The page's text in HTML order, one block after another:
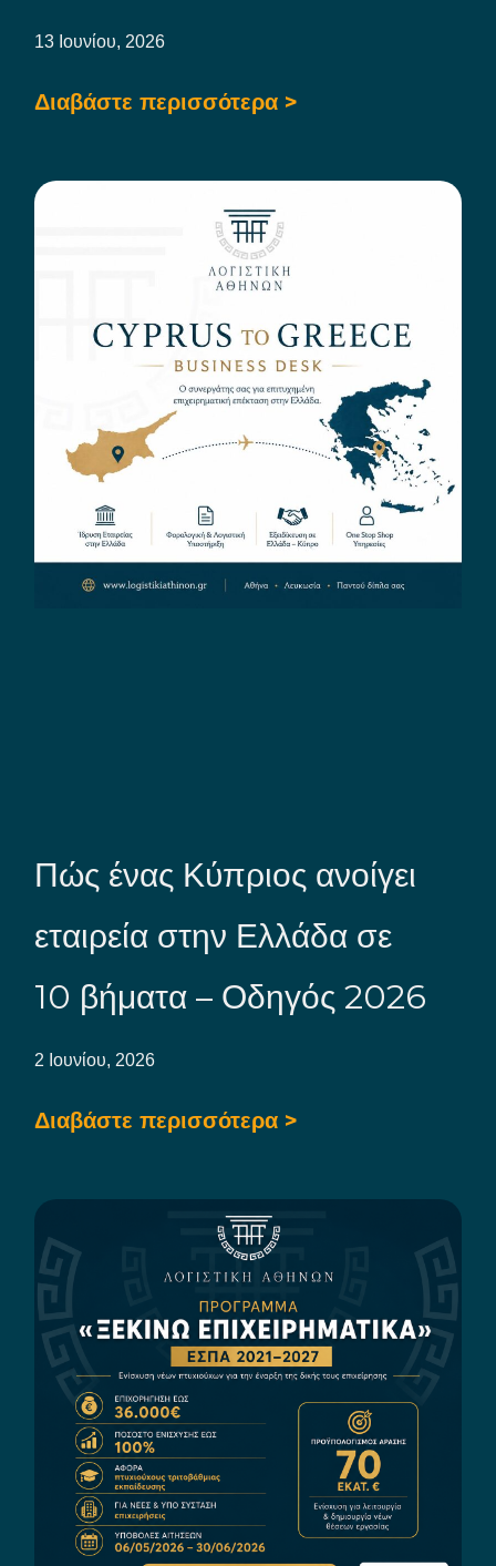
13 Ιουνίου, 2026
Διαβάστε περισσότερα >
Πώς ένας Κύπριος ανοίγει
εταιρεία στην Ελλάδα σε
10 βήματα – Οδηγός 2026
2 Ιουνίου, 2026
Διαβάστε περισσότερα >